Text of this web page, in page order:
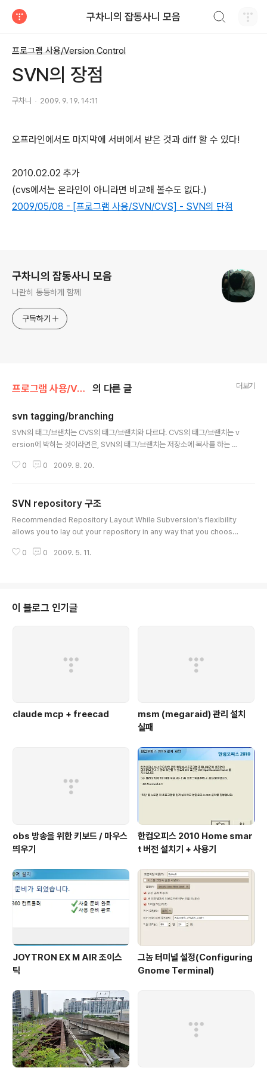
구차니의 잡동사니 모음
프로그램 사용/Version Control
SVN의 장점
구차니 2009. 9. 19. 14:11
오프라인에서도 마지막에 서버에서 받은 것과 diff 할 수 있다!
2010.02.02 추가
(cvs에서는 온라인이 아니라면 비교해 볼수도 없다.)
2009/05/08 - [프로그램 사용/SVN/CVS] - SVN의 단점
구차니의 잡동사니 모음
나란히 동등하게 함께
구독하기
프로그램 사용/Version Control 의 다른 글 더보기
svn tagging/branching
SVN의 태그/브랜치는 CVS의 태그/브랜치와 다르다. CVS의 태그/브랜치는 v
ersion에 박히는 것이라면은, SVN의 태그/브랜치는 저장소에 복사를 하는 것
기 편한대로 구조를 잡아도 된다는 것이다. 아무튼 태그/브랜치는 TortoiseSV
itory 구조라면, trunk 대신 tags/tag_number로 입력해준다. 그러면 그 위
치로 현재 리비전을 복사해서, 새로운 tag를 생성한다. (물론 내부적으로 복사
하므로 매우 빠르고, 실제 데이터 크기가 크게 늘..
0 0 2009. 8. 20.
SVN repository 구조
Recommended Repository Layout While Subversion's flexibility
allows you to lay out your repository in any way that you choose,
n line” of development, a branches directory to contain branch c
0 0 2009. 5. 11.
이 블로그 인기글
claude mcp + freecad
msm (megaraid) 관리 설치
실패
obs 방송을 위한 키보드 / 마우스
띄우기
한컴오피스 2010 Home smar
t 버전 설치기 + 사용기
JOYTRON EX M AIR 조이스
틱
그놈 터미널 설정(Configuring
Gnome Terminal)